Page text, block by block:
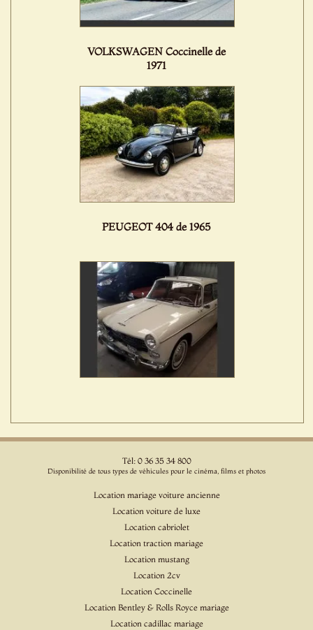
VOLKSWAGEN Coccinelle de
1971
PEUGEOT 404 de 1965
Tél: 0 36 35 34 800
Disponibilité de tous types de véhicules pour le cinéma, films et photos
Location mariage voiture ancienne
Location voiture de luxe
Location cabriolet
Location traction mariage
Location mustang
Location 2cv
Location Coccinelle
Location Bentley & Rolls Royce mariage
Location cadillac mariage